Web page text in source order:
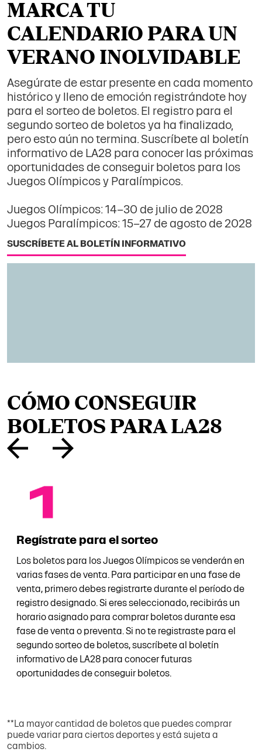
MARCA TU
CALENDARIO PARA UN
VERANO INOLVIDABLE
Asegúrate de estar presente en cada momento
histórico y lleno de emoción registrándote hoy
para el sorteo de boletos. El registro para el
segundo sorteo de boletos ya ha finalizado,
pero esto aún no termina. Suscríbete al boletín
informativo de LA28 para conocer las próximas
oportunidades de conseguir boletos para los
Juegos Olímpicos y Paralímpicos.
Juegos Olímpicos: 14–30 de julio de 2028
Juegos Paralímpicos: 15–27 de agosto de 2028
SUSCRÍBETE AL BOLETÍN INFORMATIVO
CÓMO CONSEGUIR
BOLETOS PARA LA28
Regístrate para el sorteo
Los boletos para los Juegos Olímpicos se venderán en
varias fases de venta. Para participar en una fase de
venta, primero debes registrarte durante el período de
registro designado. Si eres seleccionado, recibirás un
horario asignado para comprar boletos durante esa
fase de venta o preventa. Si no te registraste para el
segundo sorteo de boletos, suscríbete al boletín
informativo de LA28 para conocer futuras
oportunidades de conseguir boletos.
**La mayor cantidad de boletos que puedes comprar
puede variar para ciertos deportes y está sujeta a
cambios.